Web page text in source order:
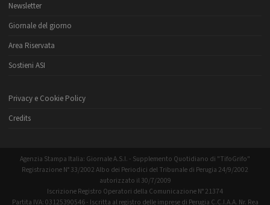
Newsletter
Giornale del giorno
Area Riservata
Sostieni ASI
Privacy e Cookie Policy
Credits
Agenzia Stampa Italia: Giornale A.S.I. - Supplemento Quotidiano di "TifoGrifo"
Registrazione N° 33/2002 Albo dei Periodici del Tribunale di Perugia 24/9/2002
autorizzato il 30/7/2009
Iscrizione Registro Operatori della Comunicazione N° 21374
Partita IVA: 03125390546 - Iscritta al registro delle imprese di Perugia C.C.I.A.A. Nr. Rea